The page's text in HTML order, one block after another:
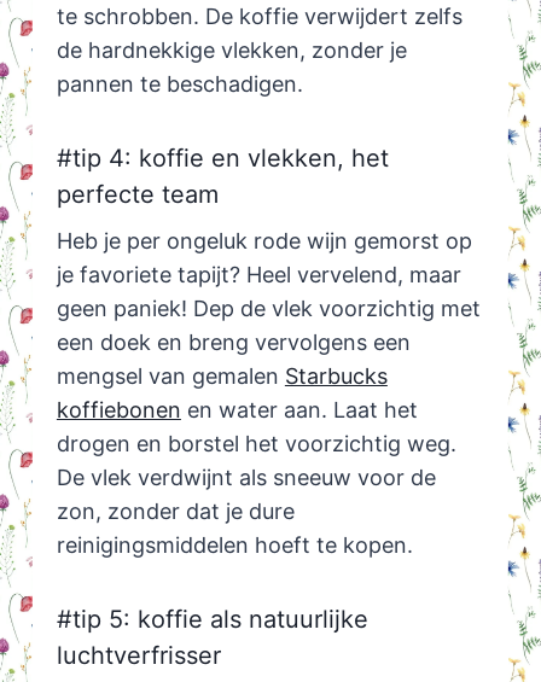
te schrobben. De koffie verwijdert zelfs
de hardnekkige vlekken, zonder je
pannen te beschadigen.
#tip 4: koffie en vlekken, het
perfecte team
Heb je per ongeluk rode wijn gemorst op
je favoriete tapijt? Heel vervelend, maar
geen paniek! Dep de vlek voorzichtig met
een doek en breng vervolgens een
mengsel van gemalen Starbucks
koffiebonen en water aan. Laat het
drogen en borstel het voorzichtig weg.
De vlek verdwijnt als sneeuw voor de
zon, zonder dat je dure
reinigingsmiddelen hoeft te kopen.
#tip 5: koffie als natuurlijke
luchtverfrisser